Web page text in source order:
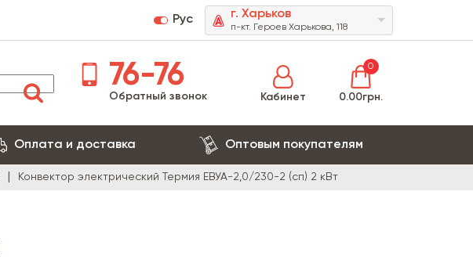
Рус г. Харьков
п-кт. Героев Харькова, 118
76-76
Обратный звонок Кабинет
0
0.00грн.
Оплата и доставка Оптовым покупателям
Конвектор электрический Термия ЕВУА-2,0/230-2 (сп) 2 кВт